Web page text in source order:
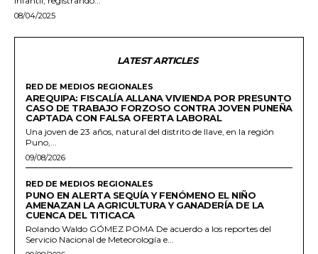
08/04/2025
LATEST ARTICLES
RED DE MEDIOS REGIONALES
AREQUIPA: FISCALÍA ALLANA VIVIENDA POR PRESUNTO
CASO DE TRABAJO FORZOSO CONTRA JOVEN PUNEÑA
CAPTADA CON FALSA OFERTA LABORAL
Una joven de 23 años, natural del distrito de Ilave, en la región
Puno,...
09/08/2026
RED DE MEDIOS REGIONALES
PUNO EN ALERTA SEQUÍA Y FENÓMENO EL NIÑO
AMENAZAN LA AGRICULTURA Y GANADERÍA DE LA
CUENCA DEL TITICACA
Rolando Waldo GÓMEZ POMA De acuerdo a los reportes del
Servicio Nacional de Meteorología e...